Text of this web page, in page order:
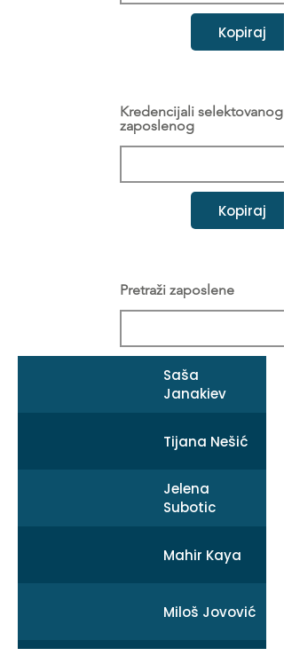
Kopiraj
Kredencijali selektovanog
zaposlenog
Kopiraj
Pretraži zaposlene
Saša
Janakiev
Tijana Nešić
Jelena
Subotic
Mahir Kaya
Miloš Jovović